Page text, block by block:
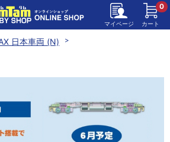
マイページ カート
0
日本車両 (N)